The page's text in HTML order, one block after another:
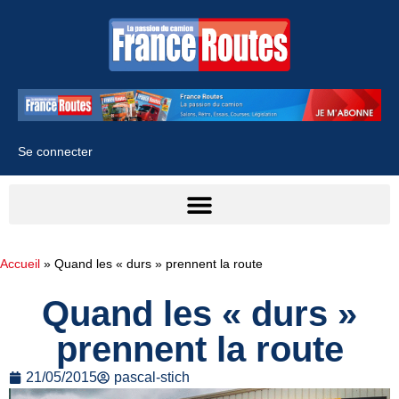
Se connecter
Accueil » Quand les « durs » prennent la route
Quand les « durs »
prennent la route
21/05/2015 pascal-stich